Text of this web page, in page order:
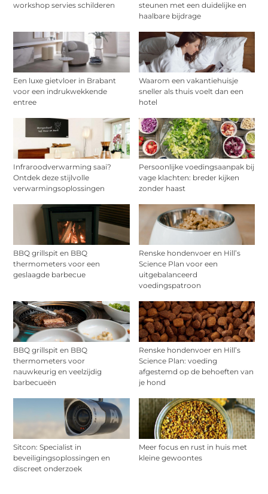
workshop servies schilderen
steunen met een duidelijke en
haalbare bijdrage
Een luxe gietvloer in Brabant
voor een indrukwekkende
entree
Waarom een vakantiehuisje
sneller als thuis voelt dan een
hotel
Infraroodverwarming saai?
Ontdek deze stijlvolle
verwarmingsoplossingen
Persoonlijke voedingsaanpak bij
vage klachten: breder kijken
zonder haast
BBQ grillspit en BBQ
thermometers voor een
geslaagde barbecue
Renske hondenvoer en Hill’s
Science Plan voor een
uitgebalanceerd
voedingspatroon
BBQ grillspit en BBQ
thermometers voor
nauwkeurig en veelzijdig
barbecueën
Renske hondenvoer en Hill’s
Science Plan: voeding
afgestemd op de behoeften van
je hond
Sitcon: Specialist in
beveiligingsoplossingen en
discreet onderzoek
Meer focus en rust in huis met
kleine gewoontes